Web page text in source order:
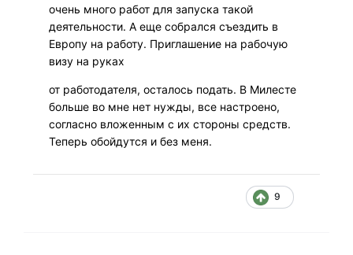
очень много работ для запуска такой
деятельности. А еще собрался съездить в
Европу на работу. Приглашение на рабочую
визу на руках
от работодателя, осталось подать. В Милесте
больше во мне нет нужды, все настроено,
согласно вложенным с их стороны средств.
Теперь обойдутся и без меня.
9